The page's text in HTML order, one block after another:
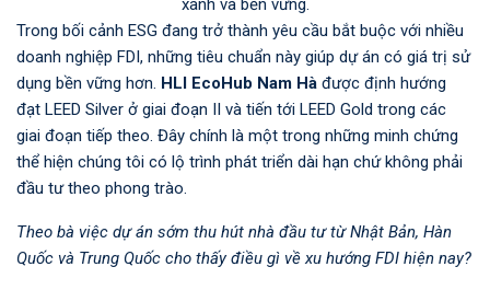
xanh và bền vững.
Trong bối cảnh ESG đang trở thành yêu cầu bắt buộc với nhiều
doanh nghiệp FDI, những tiêu chuẩn này giúp dự án có giá trị sử
dụng bền vững hơn. HLI EcoHub Nam Hà được định hướng
đạt LEED Silver ở giai đoạn II và tiến tới LEED Gold trong các
giai đoạn tiếp theo. Đây chính là một trong những minh chứng
thể hiện chúng tôi có lộ trình phát triển dài hạn chứ không phải
đầu tư theo phong trào.
Theo bà việc dự án sớm thu hút nhà đầu tư từ Nhật Bản, Hàn
Quốc và Trung Quốc cho thấy điều gì về xu hướng FDI hiện nay?